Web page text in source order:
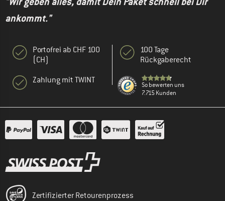
ankommt."
Portofrei ab CHF 100
(CH)
Zahlung mit TWINT
100 Tage
Rückgaberecht
So bewerten uns
7.715 Kunden
Zertifizierter Retourenprozess